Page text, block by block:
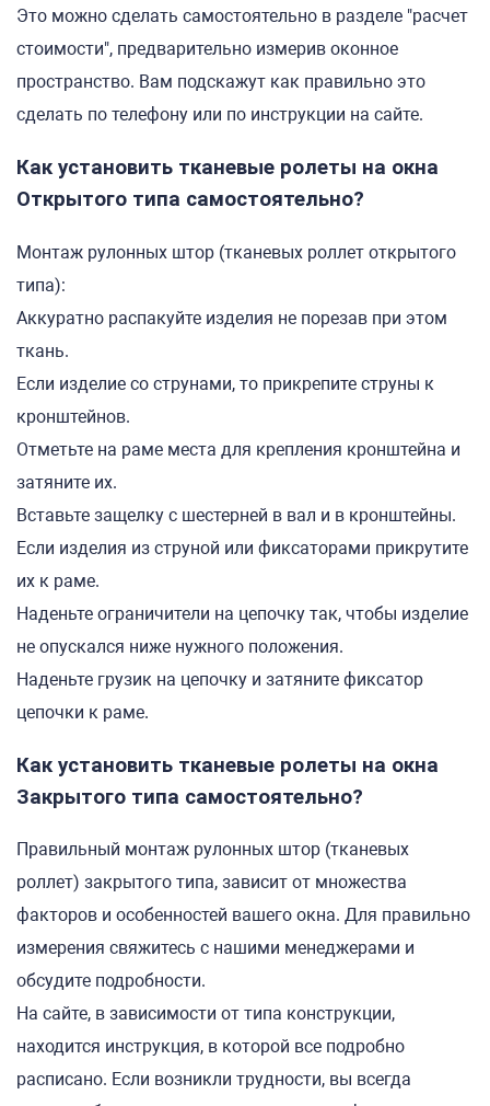
Это можно сделать самостоятельно в разделе "расчет
стоимости", предварительно измерив оконное
пространство. Вам подскажут как правильно это
сделать по телефону или по инструкции на сайте.
Как установить тканевые ролеты на окна
Открытого типа самостоятельно?
Монтаж рулонных штор (тканевых роллет открытого
типа):
Аккуратно распакуйте изделия не порезав при этом
ткань.
Если изделие со струнами, то прикрепите струны к
кронштейнов.
Отметьте на раме места для крепления кронштейна и
затяните их.
Вставьте защелку с шестерней в вал и в кронштейны.
Если изделия из струной или фиксаторами прикрутите
их к раме.
Наденьте ограничители на цепочку так, чтобы изделие
не опускался ниже нужного положения.
Наденьте грузик на цепочку и затяните фиксатор
цепочки к раме.
Как установить тканевые ролеты на окна
Закрытого типа самостоятельно?
Правильный монтаж рулонных штор (тканевых
роллет) закрытого типа, зависит от множества
факторов и особенностей вашего окна. Для правильно
измерения свяжитесь с нашими менеджерами и
обсудите подробности.
На сайте, в зависимости от типа конструкции,
находится инструкция, в которой все подробно
расписано. Если возникли трудности, вы всегда